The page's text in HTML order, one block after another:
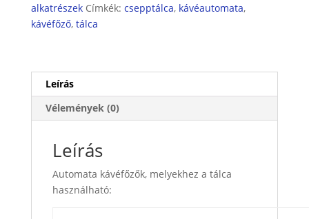
alkatrészek Címkék: csepptálca, kávéautomata,
kávéfőző, tálca
Leírás
Vélemények (0)
Leírás
Automata kávéfőzők, melyekhez a tálca
használható: